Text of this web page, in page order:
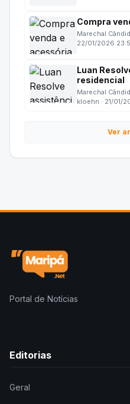
Compra
Marechal
22/01/2026
Luan
residencial
Marechal
kloehn · 21/01/
Ver
Portal de Notícias
Editorias
Geral